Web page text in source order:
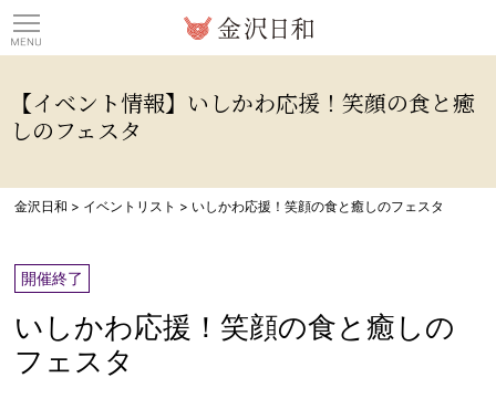
【イベント情報】いしかわ応援！笑顔の食と癒
しのフェスタ
金沢日和 > イベントリスト > いしかわ応援！笑顔の食と癒しのフェスタ
開催終了
いしかわ応援！笑顔の食と癒しの
フェスタ